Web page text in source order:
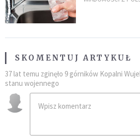
SKOMENTUJ ARTYKUŁ
37 lat temu zginęło 9 górników Kopalni
stanu wojennego